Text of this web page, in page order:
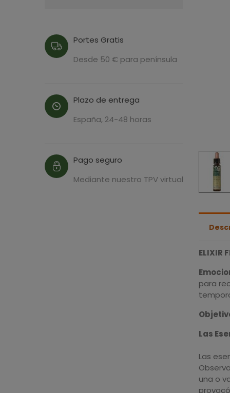
Portes Gratis
Desde 50 € para península
Plazo de entrega
España, 24-48 horas
Pago seguro
Mediante nuestro TPV virtual
ELIXIR
para
Las
Las
una o